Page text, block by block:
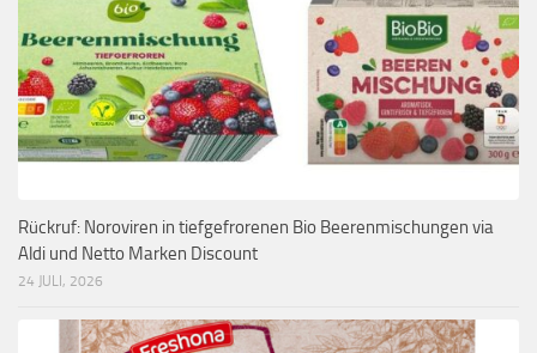
Rückruf: Noroviren in tiefgefrorenen Bio Beerenmischungen via
Aldi und Netto Marken Discount
24 JULI, 2026